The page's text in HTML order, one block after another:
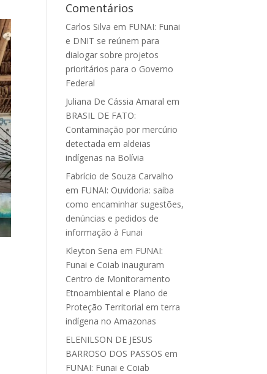
Comentários
Carlos Silva em FUNAI: Funai
e DNIT se reúnem para
dialogar sobre projetos
prioritários para o Governo
Federal
Juliana De Cássia Amaral em
BRASIL DE FATO:
Contaminação por mercúrio
detectada em aldeias
indígenas na Bolívia
Fabrício de Souza Carvalho
em FUNAI: Ouvidoria: saiba
como encaminhar sugestões,
denúncias e pedidos de
informação à Funai
Kleyton Sena em FUNAI:
Funai e Coiab inauguram
Centro de Monitoramento
Etnoambiental e Plano de
Proteção Territorial em terra
indígena no Amazonas
ELENILSON DE JESUS
BARROSO DOS PASSOS em
FUNAI: Funai e Coiab